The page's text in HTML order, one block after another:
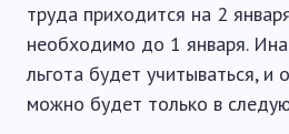
труда приходится на 2
необходимо до 1 января.
льгота будет учитываться, и
можно будет только в